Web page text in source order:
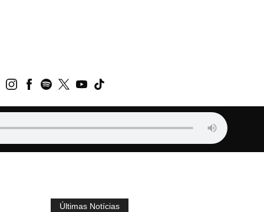
Últimas Notícias